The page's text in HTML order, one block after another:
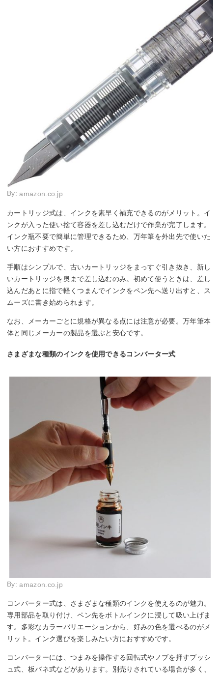
By:amazon.co.jp
カートリッジ式は、インクを素早く補充できるのがメリット。イ
ンクが入った使い捨て容器を差し込むだけで作業が完了します。
インク瓶不要で簡単に管理できるため、万年筆を外出先で使いた
い方におすすめです。
手順はシンプルで、古いカートリッジをまっすぐ引き抜き、新し
いカートリッジを奥まで差し込むのみ。初めて使うときは、差し
込んだあとに指で軽くつまんでインクをペン先へ送り出すと、ス
ムーズに書き始められます。
なお、メーカーごとに規格が異なる点には注意が必要。万年筆本
体と同じメーカーの製品を選ぶと安心です。
さまざまな種類のインクを使用できるコンバーター式
By:amazon.co.jp
コンバーター式は、さまざまな種類のインクを使えるのが魅力。
専用部品を取り付け、ペン先をボトルインクに浸して吸い上げま
す。多彩なカラーバリエーションから、好みの色を選べるのがメ
リット。インク選びを楽しみたい方におすすめです。
コンバーターには、つまみを操作する回転式やノブを押すプッシ
ュ式、板バネ式などがあります。別売りされている場合が多く、